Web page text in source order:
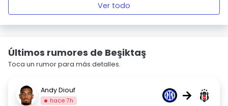
Ver todo
Últimos rumores de Beşiktaş
Toca un rumor para más detalles.
Andy Diouf
hace 7h →